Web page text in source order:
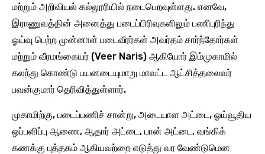
மற்றும் அறிவியல் கல்லூரியில் நடைபெறவுள்ளது. எனவே,
இராணுவத்தின் அனைத்து படைப்பிரிவுகளிலும் பணிபுரிந்து
ஓய்வு பெற்ற முன்னாள் படைவீரர்கள் அவர்தம் சார்ந்தோர்கள்
மற்றும் வீரமங்கையர் (Veer Naris) ஆகியோர் இம்முகாமில்
கலந்து கொண்டு பயனடையுமாறு மாவட்ட ஆட்சித்தலைவர்
பவன்குமார் தெரிவித்துள்ளார்.
முகாமிற்கு, படைப்பணிச் சான்று, அடையாள அட்டை, ஓய்வூதிய
ஒப்பளிப்பு ஆணை, ஆதார் அட்டை, பான் அட்டை, வங்கிக்
கணக்கு புத்தகம் ஆகியவற்றை எடுத்து வர வேண்டுமென